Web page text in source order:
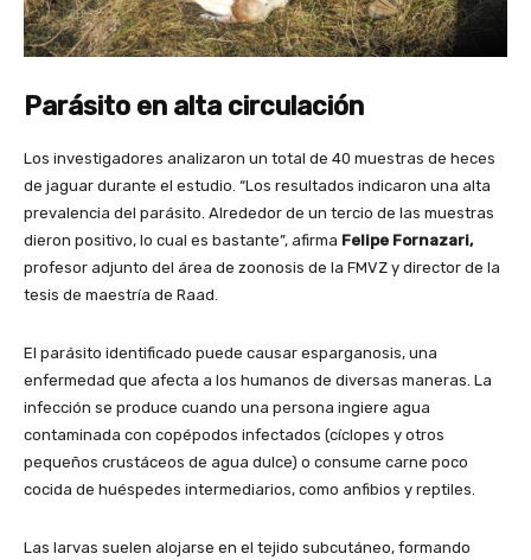
Parásito en alta circulación
Los investigadores analizaron un total de 40 muestras de heces
de jaguar durante el estudio. “Los resultados indicaron una alta
prevalencia del parásito. Alrededor de un tercio de las muestras
dieron positivo, lo cual es bastante”, afirma Felipe Fornazari,
profesor adjunto del área de zoonosis de la FMVZ y director de la
tesis de maestría de Raad.
El parásito identificado puede causar esparganosis, una
enfermedad que afecta a los humanos de diversas maneras. La
infección se produce cuando una persona ingiere agua
contaminada con copépodos infectados (cíclopes y otros
pequeños crustáceos de agua dulce) o consume carne poco
cocida de huéspedes intermediarios, como anfibios y reptiles.
Las larvas suelen alojarse en el tejido subcutáneo, formando